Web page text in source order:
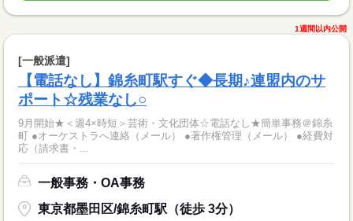
1週間以内公開
[一般派遣]
【電話なし】錦糸町駅すぐ◆長期♪連盟内のサ
ポート☆残業なし○
9月開始★＜週4×時短＞芸術・文化団体☆電話なし★簡単事務＠錦糸
町 ●オーケストラへ連絡（メール） ●著作権管理（メール） ●経費対
応（請求書・...
一般事務・OA事務
東京都墨田区/錦糸町駅（徒歩 3分）